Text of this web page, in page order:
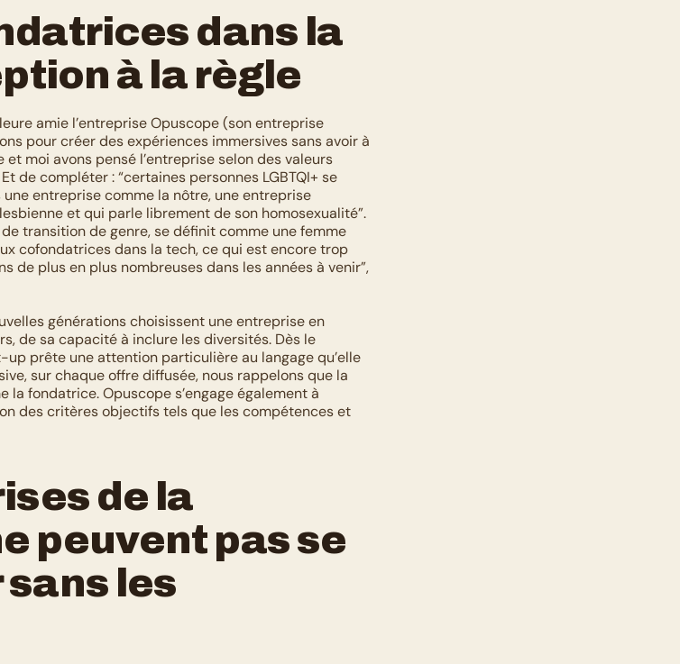
dans la
à la règle
amie l’entreprise Opuscope (son entreprise
pour créer des expériences immersives sans avoir à
moi avons pensé l’entreprise selon des valeurs
de compléter : “certaines personnes LGBTQI+ se
entreprise comme la nôtre, une entreprise
et qui parle librement de son homosexualité”.
transition de genre, se définit comme une femme
cofondatrices dans la tech, ce qui est encore trop
de plus en plus nombreuses dans les années à venir”,
générations choisissent une entreprise en
de sa capacité à inclure les diversités. Dès le
prête une attention particulière au langage qu’elle
sur chaque offre diffusée, nous rappelons que la
la fondatrice. Opuscope s’engage également à
des critères objectifs tels que les compétences et
de la
peuvent pas se
les